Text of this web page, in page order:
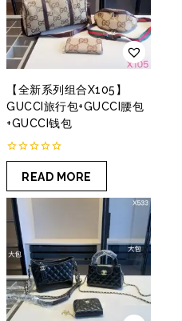
【全新系列组合X105】
GUCCI旅行包+GUCCI腰包
+GUCCI钱包
0
5
READ MORE